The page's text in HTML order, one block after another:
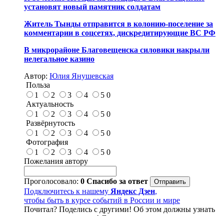
установят новый памятник солдатам
Житель Тынды отправится в колонию-поселение за
комментарии в соцсетях, дискредитирующие ВС РФ
В микрорайоне Благовещенска силовики накрыли
нелегальное казино
Автор: Юлия Янушевская
Польза
1
2 3 4 5 0
Актуальность
1
2 3 4 5 0
Развёрнутость
1
2 3 4 5 0
Фотография
1
2 3 4 5 0
Пожелания автору
Проголосовало: 0 Спасибо за ответ
Подключитесь к нашему Яндекс Дзен,
чтобы быть в курсе событий в России и мире
Почитал? Поделись с другими! Об этом должны узнать